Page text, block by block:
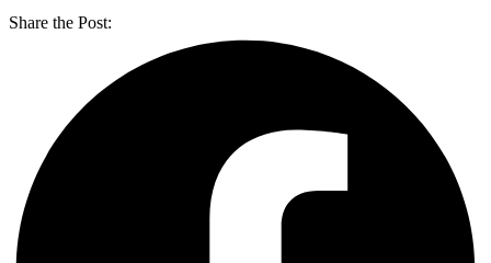
Share the Post: